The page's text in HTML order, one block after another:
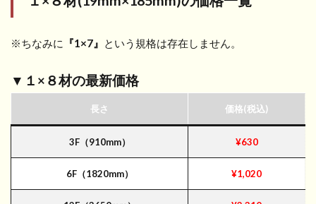
※ちなみに 『1×7』 という規格は存在しません。
▼１×８材の最新価格
長さ 価格(税込)
3F（910mm） ¥630
6F（1820mm） ¥1,020